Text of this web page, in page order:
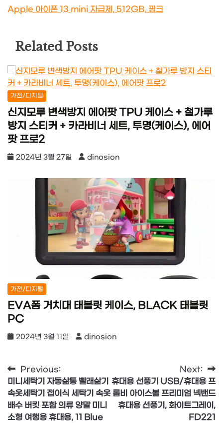
Apple 아이폰 13 mini 자급제, 512GB, 핑크
Related Posts
가전/디지털
신지모루 변색방지 에어팟 TPU 케이스 + 철가루
방지 스티커 + 카라비너 세트, 투명(케이스), 에어
팟 프로2
2024년 3월 27일 dinosion
가전/디지털
EVA폼 거치대 태블릿 케이스, BLACK 태블릿
PC
2024년 3월 11일 dinosion
글
탐
색
Previous:
미니세탁기 자동삶통 빨래삶기
속옷세탁기 접이식 세탁기 속옷
배수 버킷 포함 의류 양말 미니
소형 여행용 휴대용, 11 Blue
Next:
휴대용 선풍기 USB/휴대용 프
롬비 아이스볼 프리미엄 넥밴드
휴대용 선풍기, 화이트그레이,
FD221